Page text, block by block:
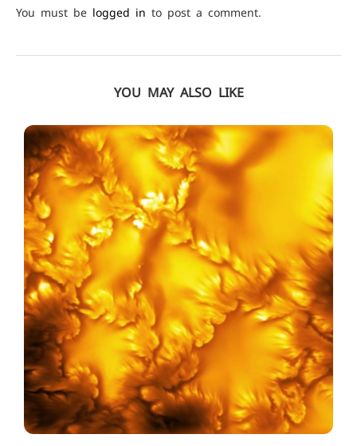
You must be logged in to post a comment.
YOU MAY ALSO LIKE